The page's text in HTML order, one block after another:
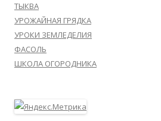
ТЫКВА
УРОЖАЙНАЯ ГРЯДКА
УРОКИ ЗЕМЛЕДЕЛИЯ
ФАСОЛЬ
ШКОЛА ОГОРОДНИКА